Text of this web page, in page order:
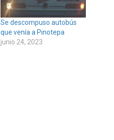
Se descompuso autobús
que venía a Pinotepa
junio 24, 2023